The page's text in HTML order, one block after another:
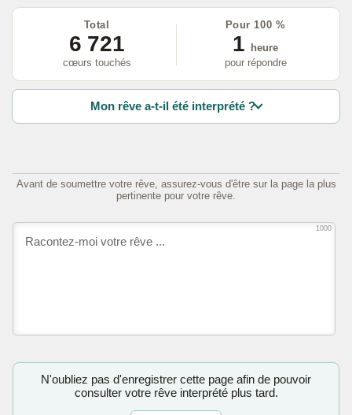
Total
6 721
cœurs touchés
Pour 100 %
1
heure
pour répondre
Mon rêve a-t-il été interprété ?
Avant de soumettre votre rêve, assurez-vous d'être sur la page la plus
pertinente pour votre rêve.
1000
N'oubliez pas d'enregistrer cette page afin de pouvoir
consulter votre rêve interprété plus tard.